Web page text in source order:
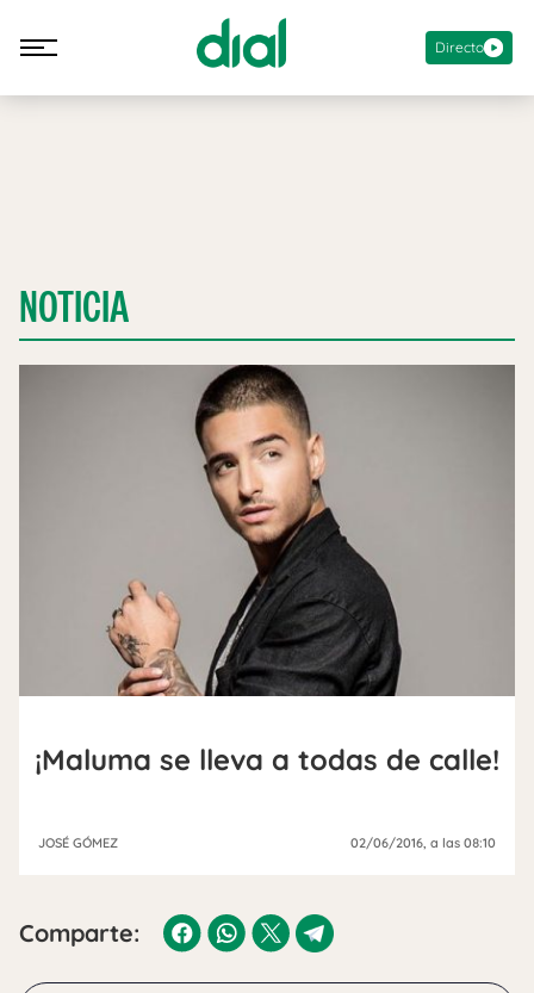
Directo
NOTICIA
¡Maluma se lleva a todas de calle!
JOSÉ GÓMEZ 02/06/2016 , a las 08:10
Comparte: